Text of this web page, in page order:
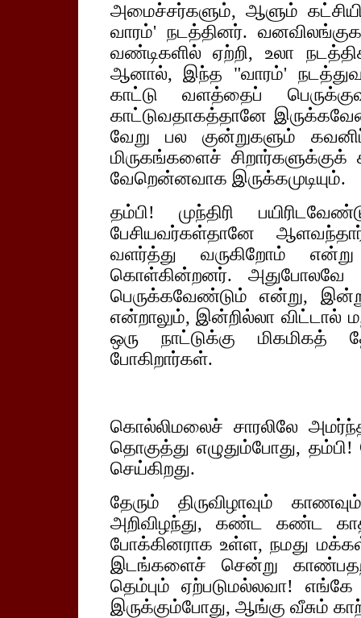
அமைச்சர்களும், ஆளும்
வாரம்' நடத்தினர்.
வண்டிகளில் ஏற்றி, உலா நடத்திக்
ஆனால், இந்த "வாரம்'
காட்டு வளத்தைப்
காட்டுவதாகத்தானே
வேறு பல குன்றுகளும்
மிருகங்களைச் சிறார்களுக்குக்
வேறென்னவாக இருக்கமுடியும்.
தம்பி! முந்திரி
பேசியவர்கள்தானே
வளர்த்து வருகிறோம்
கொள்கின்றனர்.
பெருக்கவேண்டும் என்று,
என்றாலும், இன்றில்லா விட்டால்
ஒரு நாட்டுக்கு மிகமிகத்
போகிறார்கள்.
கொல்லிமலைச் சாரலிலே
தொகுத்து எழுதும்போது,
செய்கிறது.
தேரும் திருவிழாவும்
அறிவிழந்து, கண்ட கண்ட
போக்கினராக உள்ள, நமது
இடங்களைச் சென்று
தெம்பும் ஏற்படுமல்லவா!
இருக்கும்போது, ஆங்கு வீசும்